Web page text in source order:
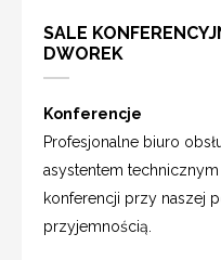
SALE
DWOREK
Konferencje
Profesjonalne biuro
asystentem
konferencji przy naszej
przyjemnością.